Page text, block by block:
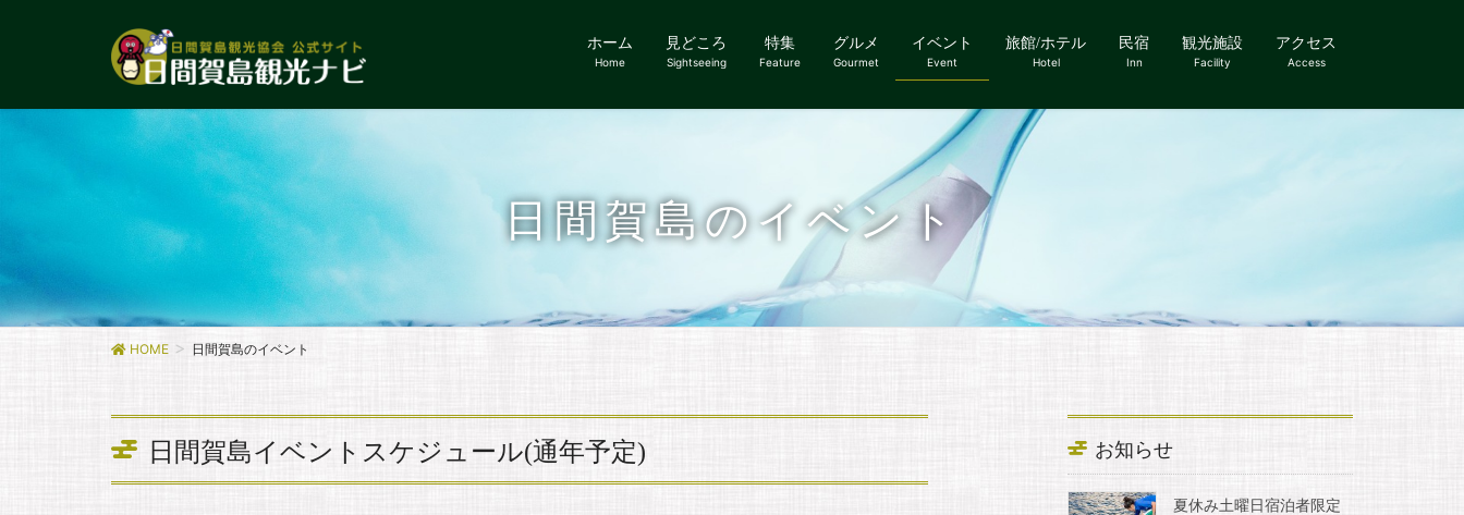
ホーム
Home
見どころ
Sightseeing
特集
Feature
グルメ
Gourmet
イベント
Event
旅館/ホテル
Hotel
民宿
Inn
観光施設
Facility
アクセス
Access
日間賀島のイベント
HOME 日間賀島のイベント
日間賀島イベントスケジュール(通年予定) お知らせ
夏休み土曜日宿泊者限定